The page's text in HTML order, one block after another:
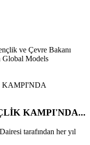
ve Çevre Bakanı
Global Models
KAMPI'NDA...
tarafından her yıl